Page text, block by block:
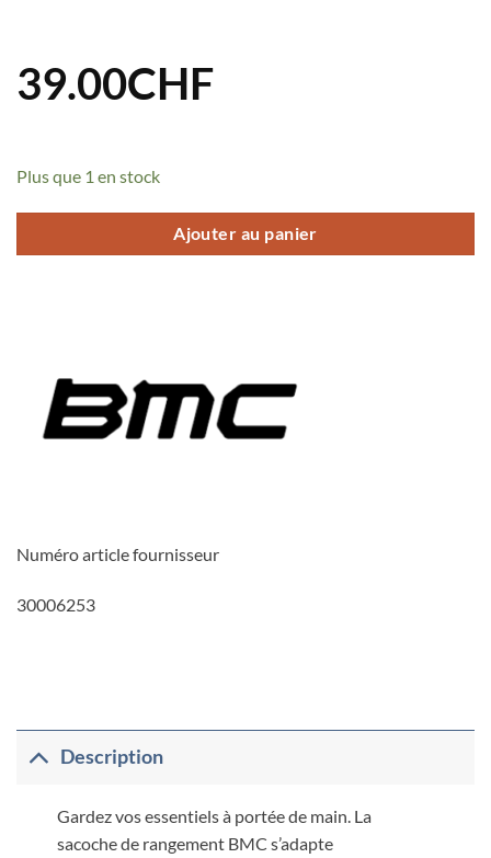
39.00CHF
Plus que 1 en stock
Ajouter au panier
Numéro article fournisseur
30006253
Description
Gardez vos essentiels à portée de main. La
sacoche de rangement BMC s’adapte